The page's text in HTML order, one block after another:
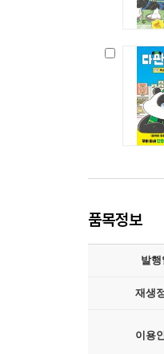
품목정보
발행
재생
이용